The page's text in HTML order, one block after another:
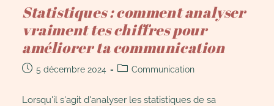
Statistiques : comment analyser
vraiment tes chiffres pour
améliorer ta communication
5 décembre 2024 Communication
Lorsqu'il s'agit d'analyser les statistiques de sa